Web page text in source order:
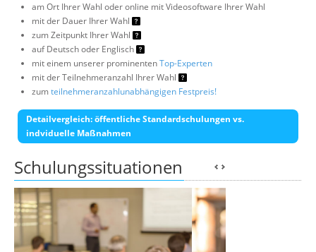
am Ort Ihrer Wahl oder online mit Videosoftware Ihrer Wahl
mit der Dauer Ihrer Wahl
zum Zeitpunkt Ihrer Wahl
auf Deutsch oder Englisch
mit einem unserer prominentenTop-Experten
mit der Teilnehmeranzahl Ihrer Wahl
zumteilnehmeranzahlunabhängigen Festpreis!
Detailvergleich: öffentliche Standardschulungen vs.
indviduelle Maßnahmen
Schulungssituationen